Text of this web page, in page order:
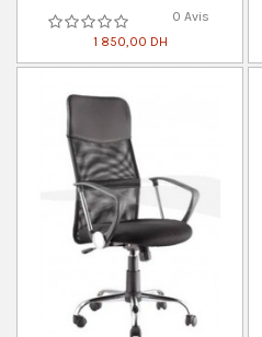
0 Avis
1 850,00 DH